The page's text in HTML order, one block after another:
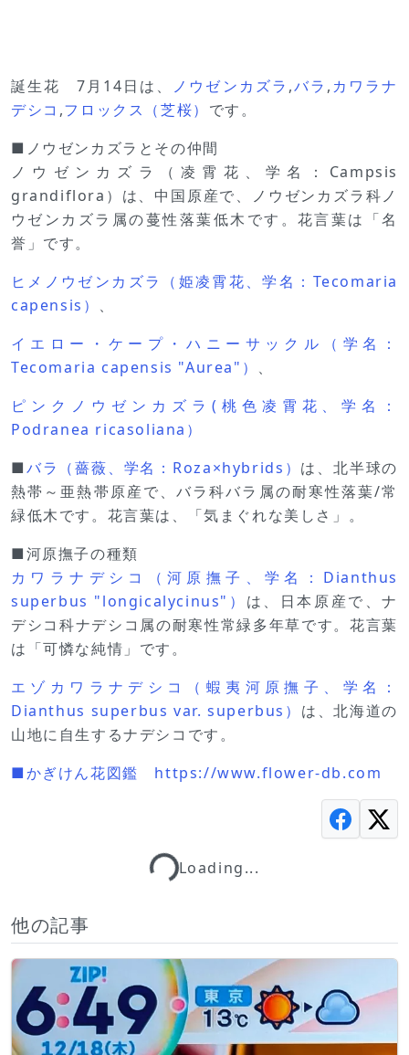
誕生花 7月14日は、 ノウゼンカズラ ,バラ , カワラナ
デシコ ,フロックス（芝桜） です。
■ノウゼンカズラとその仲間
ノウゼンカズラ（凌霄花、学名：Campsis
grandiflora）は、中国原産で、ノウゼンカズラ科ノ
ウゼンカズラ属の蔓性落葉低木です。花言葉は「名
誉」です。
ヒメノウゼンカズラ（姫凌霄花、学名：Tecomaria
capensis） 、
イエロー・ケープ・ハニーサックル（学名：
Tecomaria capensis "Aurea"） 、
ピンクノウゼンカズラ(桃色凌霄花、学名：
Podranea ricasoliana）
■バラ（薔薇、学名：Roza×hybrids） は、北半球の
熱帯～亜熱帯原産で、バラ科バラ属の耐寒性落葉/常
緑低木です。花言葉は、「気まぐれな美しさ」。
■河原撫子の種類
カワラナデシコ（河原撫子、学名：Dianthus
superbus "longicalycinus"） は、日本原産で、ナ
デシコ科ナデシコ属の耐寒性常緑多年草です。花言葉
は「可憐な純情」です。
エゾカワラナデシコ（蝦夷河原撫子、学名：
Dianthus superbus var. superbus） は、北海道の
山地に自生するナデシコです。
■かぎけん花図鑑 https://www.flower-db.com
Loading...Loading...
他の記事